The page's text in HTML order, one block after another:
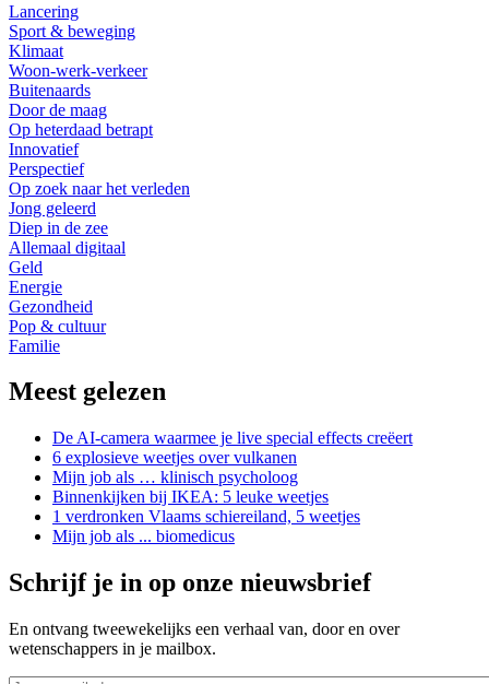
Lancering
Sport & beweging
Klimaat
Woon-werk-verkeer
Buitenaards
Door de maag
Op heterdaad betrapt
Innovatief
Perspectief
Op zoek naar het verleden
Jong geleerd
Diep in de zee
Allemaal digitaal
Geld
Energie
Gezondheid
Pop & cultuur
Familie
Meest gelezen
De AI-camera waarmee je live special effects creëert
6 explosieve weetjes over vulkanen
Mijn job als … klinisch psycholoog
Binnenkijken bij IKEA: 5 leuke weetjes
1 verdronken Vlaams schiereiland, 5 weetjes
Mijn job als ... biomedicus
Schrijf je in op onze nieuwsbrief
En ontvang tweewekelijks een verhaal van, door en over
wetenschappers in je mailbox.